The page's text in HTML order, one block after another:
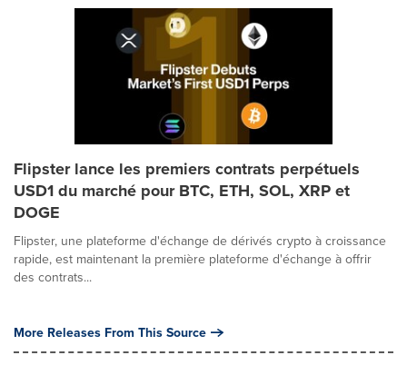
Flipster lance les premiers contrats perpétuels
USD1 du marché pour BTC, ETH, SOL, XRP et
DOGE
Flipster, une plateforme d'échange de dérivés crypto à croissance
rapide, est maintenant la première plateforme d'échange à offrir
des contrats...
More Releases From This Source